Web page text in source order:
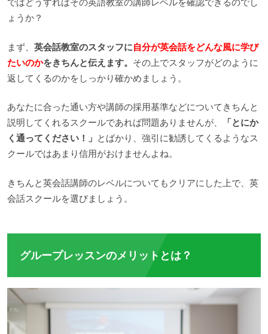
ではどうすればその英語教室の講師レベルを確認できるのでし
ょうか？
まず、 英会話教室のスタッフに自分が英会話をどんな風に学び
たいのかをきちんと伝えます。 その上でスタッフがどのように
返してくるのかをしっかり確かめましょう。
あなたに合った通い方や講師の採用基準などについてきちんと
説明してくれるスクールであれば問題ありませんが、
「とにか
く通ってください！」 とばかり、強引に勧誘してくるようなス
クールではあまり信用がおけませんよね。
きちんと英会話講師のレベルについてもクリアにした上で、英
会話スクールを選びましょう。
グループレッスンのメリットとは？